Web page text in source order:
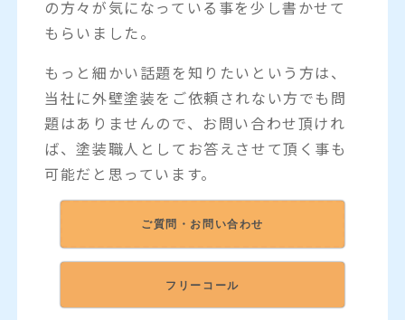
の方々が気になっている事を少し書かせて
もらいました。
もっと細かい話題を知りたいという方は、
当社に外壁塗装をご依頼されない方でも問
題はありませんので、お問い合わせ頂けれ
ば、塗装職人としてお答えさせて頂く事も
可能だと思っています。
ご質問・お問い合わせ
フリーコール